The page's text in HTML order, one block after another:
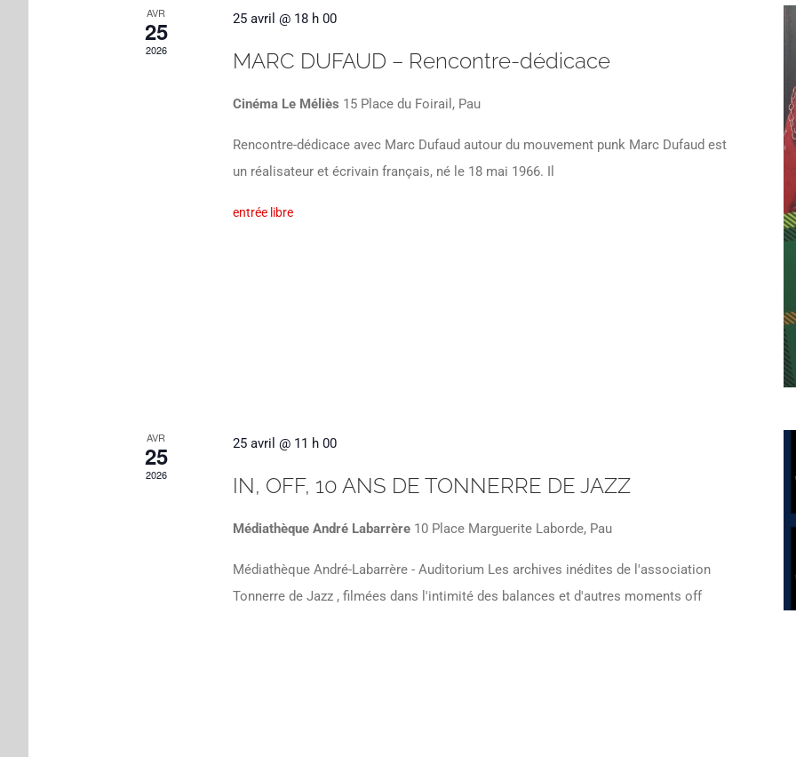
AVR
25
2026
25 avril @ 18 h 00
MARC DUFAUD – Rencontre-dédicace
Cinéma Le Méliès 15 Place du Foirail, Pau
Rencontre-dédicace avec Marc Dufaud autour du mouvement punk Marc Dufaud est
un réalisateur et écrivain français, né le 18 mai 1966. Il
entrée libre
AVR
25
2026
25 avril @ 11 h 00
IN, OFF, 10 ANS DE TONNERRE DE JAZZ
Médiathèque André Labarrère 10 Place Marguerite Laborde, Pau
Médiathèque André-Labarrère - Auditorium Les archives inédites de l'association
Tonnerre de Jazz , filmées dans l'intimité des balances et d'autres moments off